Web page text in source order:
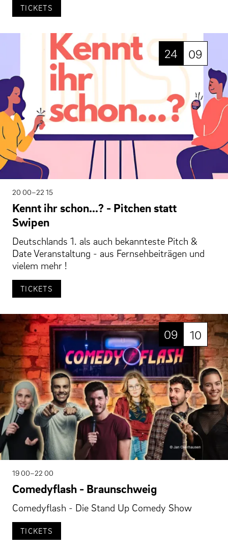
TICKETS
24 09
20 00–22 15
Kennt ihr schon...? - Pitchen statt
Swipen
Deutschlands 1. als auch bekannteste Pitch &
Date Veranstaltung - aus Fernsehbeiträgen und
vielem mehr !
TICKETS
09 10
19 00–22 00
Comedyflash - Braunschweig
Comedyflash - Die Stand Up Comedy Show
TICKETS